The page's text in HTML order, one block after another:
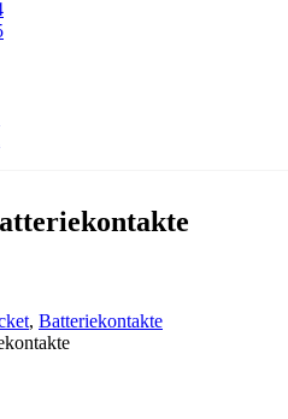
, Batteriekontakte